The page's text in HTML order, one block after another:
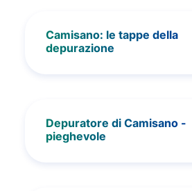
Camisano: le tappe della
depurazione
Depuratore di Camisano -
pieghevole